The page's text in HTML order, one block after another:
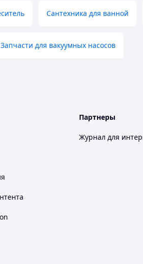
Сантехника для ванной
Запчасти для вакуумных насосов
Партнеры
Журнал для